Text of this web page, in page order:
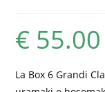
€ 55.00
La Box 6 Grandi